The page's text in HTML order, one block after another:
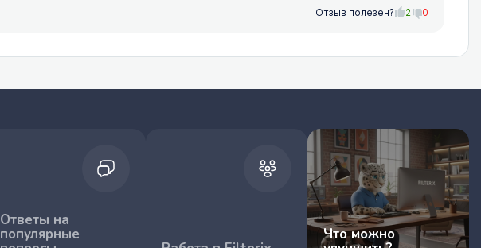
Отзыв полезен? 2 0
Ответы на
популярные Что можно